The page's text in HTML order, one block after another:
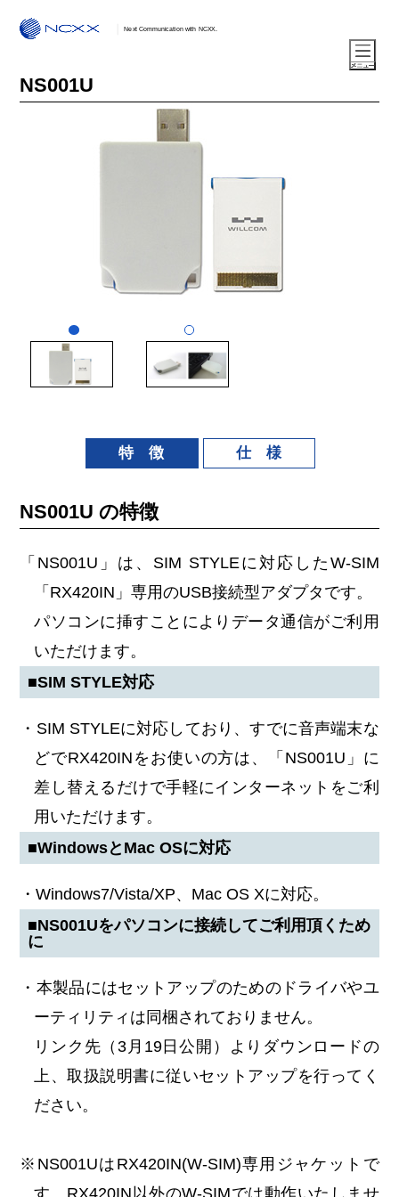
Next Communication with NCXX.
NS001U
特 徴 仕 様
NS001U の特徴
「NS001U」は、SIM STYLEに対応したW-SIM
「RX420IN」専用のUSB接続型アダプタです。
パソコンに挿すことによりデータ通信がご利用
いただけます。
■SIM STYLE対応
・SIM STYLEに対応しており、すでに音声端末な
どでRX420INをお使いの方は、「NS001U」に
差し替えるだけで手軽にインターネットをご利
用いただけます。
■WindowsとMac OSに対応
・Windows7/Vista/XP、Mac OS Xに対応。
■NS001Uをパソコンに接続してご利用頂くため
に
・本製品にはセットアップのためのドライバやユ
ーティリティは同梱されておりません。
リンク先（3月19日公開）よりダウンロードの
上、取扱説明書に従いセットアップを行ってく
ださい。
※NS001UはRX420IN(W-SIM)専用ジャケットで
す。RX420IN以外のW-SIMでは動作いたしませ